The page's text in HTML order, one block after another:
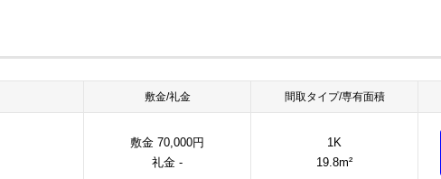
敷金/礼金 間取タイプ/専有面積
敷金 70,000円
礼金 -
1K
19.8m²